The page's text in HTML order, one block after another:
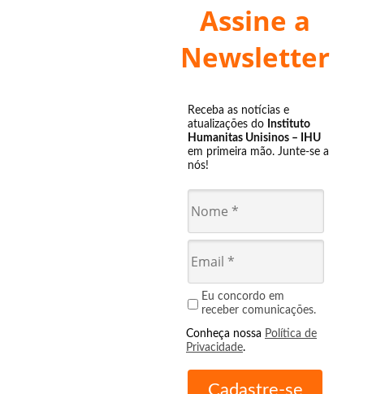
Assine a
Newsletter
Receba as notícias e
atualizações do Instituto
Humanitas Unisinos – IHU
em primeira mão. Junte-se a
nós!
Eu concordo em
receber comunicações.
Conheça nossa Política de
Privacidade.